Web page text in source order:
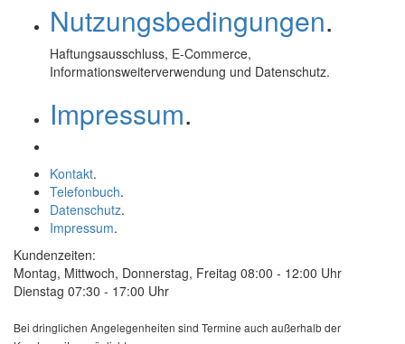
Nutzungsbedingungen.
Haftungsausschluss, E-Commerce,
Informationsweiterverwendung und Datenschutz.
Impressum.
Kontakt.
Telefonbuch.
Datenschutz.
Impressum.
Kundenzeiten:
Montag, Mittwoch, Donnerstag, Freitag 08:00 - 12:00 Uhr
Dienstag 07:30 - 17:00 Uhr
Bei dringlichen Angelegenheiten sind Termine auch außerhalb der